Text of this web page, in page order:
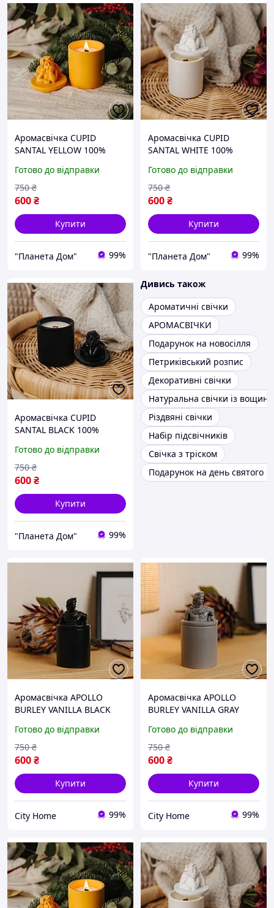
Аромасвічка CUPID
SANTAL YELLOW 100%
Готово до відправки
600₴
750 ₴
Купити
"Планета Дом" 99%
Аромасвічка CUPID
SANTAL WHITE 100%
Готово до відправки
600₴
750 ₴
Купити
"Планета Дом" 99%
Аромасвічка CUPID
SANTAL BLACK 100%
Готово до відправки
600₴
750 ₴
Купити
"Планета Дом" 99%
Дивись також
Ароматичні свічки
АРОМАСВІЧКИ
Подарунок на новосілля
Петриківський розпис
Декоративні свічки
Натуральна свічки із вощини
Різдвяні свічки
Набір підсвічників
Свічка з тріском
Подарунок на день святого
Аромасвічка APOLLO
BURLEY VANILLA BLACK
35h
Готово до відправки
600₴
750 ₴
Купити
City Home 99%
Аромасвічка APOLLO
BURLEY VANILLA GRAY
35h
Готово до відправки
600₴
750 ₴
Купити
City Home 99%